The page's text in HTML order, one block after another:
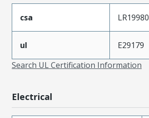
csa LR19980
ul
E29179
Search UL Certification Information
Electrical